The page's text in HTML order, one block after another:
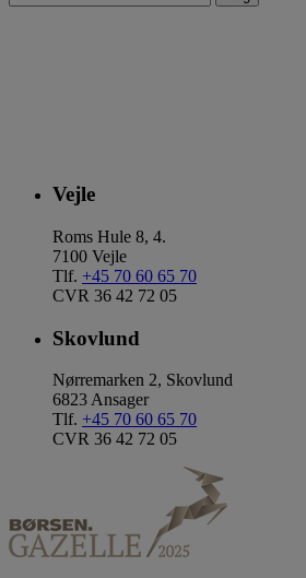
Vejle
Roms Hule 8, 4.
7100 Vejle
Tlf. +45 70 60 65 70
CVR 36 42 72 05
Skovlund
Nørremarken 2, Skovlund
6823 Ansager
Tlf. +45 70 60 65 70
CVR 36 42 72 05